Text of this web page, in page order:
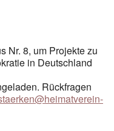
Nr. 8, um Projekte zu
in Deutschland
Rückfragen